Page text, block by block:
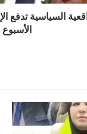
السياسية تدفع